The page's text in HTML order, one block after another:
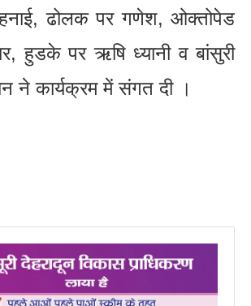
ढोलक पर गणेश, ओक्तोपेड
हुडके पर ऋषि ध्यानी व बांसुरी
ने कार्यक्रम में संगत दी ।